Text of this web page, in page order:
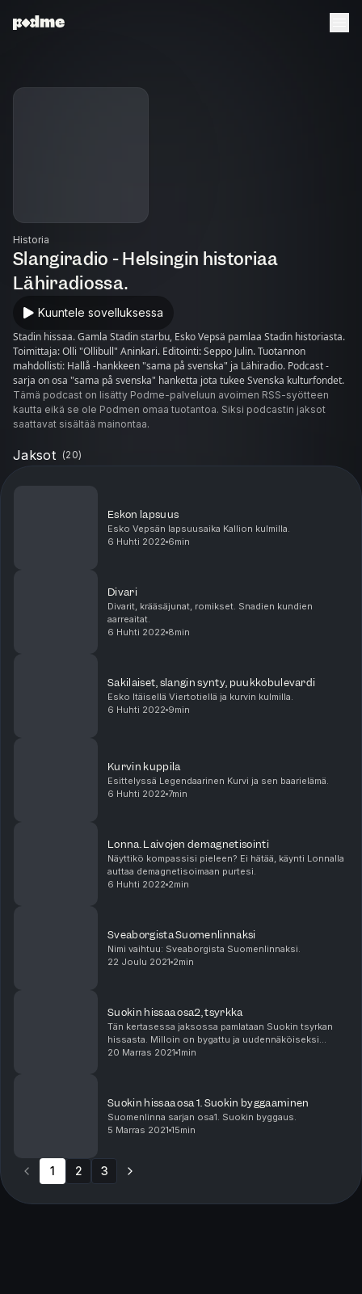
Historia
Slangiradio - Helsingin historiaa
Lähiradiossa.
Kuuntele sovelluksessa
Stadin hissaa. Gamla Stadin starbu, Esko Vepsä pamlaa Stadin historiasta.
Toimittaja: Olli "Ollibull" Aninkari. Editointi: Seppo Julin. Tuotannon
mahdollisti: Hallå -hankkeen "sama på svenska" ja Lähiradio. Podcast -
sarja on osa "sama på svenska" hanketta jota tukee Svenska kulturfondet.
Tämä podcast on lisätty Podme-palveluun avoimen RSS-syötteen
kautta eikä se ole Podmen omaa tuotantoa. Siksi podcastin jaksot
saattavat sisältää mainontaa.
Jaksot (20)
Eskon lapsuus
Esko Vepsän lapsuusaika Kallion kulmilla.
6 Huhti 2022 6min
Divari
Divarit, krääsäjunat, romikset. Snadien kundien
aarreaitat.
6 Huhti 2022 8min
Sakilaiset, slangin synty, puukkobulevardi
Esko Itäisellä Viertotiellä ja kurvin kulmilla.
6 Huhti 2022 9min
Kurvin kuppila
Esittelyssä Legendaarinen Kurvi ja sen baarielämä.
6 Huhti 2022 7min
Lonna. Laivojen demagnetisointi
Näyttikö kompassisi pieleen? Ei hätää, käynti Lonnalla
auttaa demagnetisoimaan purtesi.
6 Huhti 2022 2min
Sveaborgista Suomenlinnaksi
Nimi vaihtuu: Sveaborgista Suomenlinnaksi.
22 Joulu 2021 2min
Suokin hissaa osa2, tsyrkka
Tän kertasessa jaksossa pamlataan Suokin tsyrkan
hissasta. Milloin on bygattu ja uudennäköiseksi
duunattu ym.
20 Marras 2021 1min
Suokin hissaa osa 1. Suokin byggaaminen
Suomenlinna sarjan osa1. Suokin byggaus.
5 Marras 2021 15min
1 2 3